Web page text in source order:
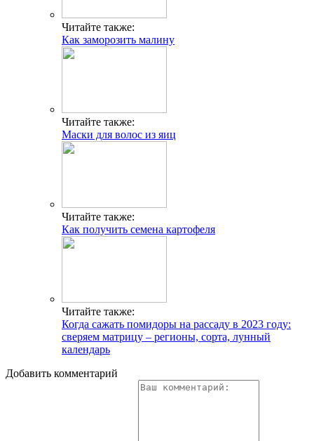
Читайте также:
Как заморозить малину
Читайте также:
Маски для волос из яиц
Читайте также:
Как получить семена картофеля
Читайте также:
Когда сажать помидоры на рассаду в 2023 году:
сверяем матрицу – регионы, сорта, лунный
календарь
Добавить комментарий